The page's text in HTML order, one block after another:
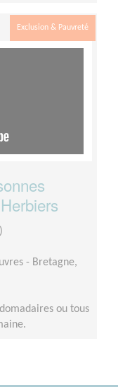
en
Exclusion & Pauvreté
- Bretagne,
ou tous